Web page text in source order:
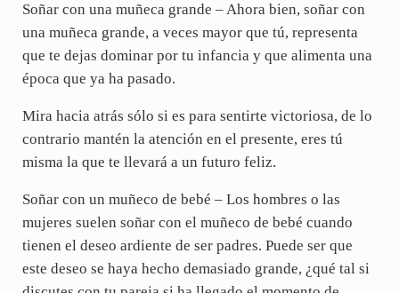
Soñar con una muñeca grande – Ahora bien, soñar con
una muñeca grande, a veces mayor que tú, representa
que te dejas dominar por tu infancia y que alimenta una
época que ya ha pasado.
Mira hacia atrás sólo si es para sentirte victoriosa, de lo
contrario mantén la atención en el presente, eres tú
misma la que te llevará a un futuro feliz.
Soñar con un muñeco de bebé – Los hombres o las
mujeres suelen soñar con el muñeco de bebé cuando
tienen el deseo ardiente de ser padres. Puede ser que
este deseo se haya hecho demasiado grande, ¿qué tal si